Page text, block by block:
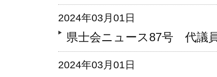
2024年03月01日
県士会ニュース87号 代議
2024年03月01日